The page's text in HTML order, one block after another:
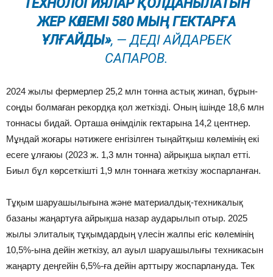
ТЕХНОЛОГИЯЛАР ҚОЛДАНЫЛАТЫН
ЖЕР КӨЛЕМІ 580 МЫҢ ГЕКТАРҒА
ҰЛҒАЙДЫ», — ДЕДІ АЙДАРБЕК
САПАРОВ.
2024 жылы фермерлер 25,2 млн тонна астық жинап, бұрын-
соңды болмаған рекордқа қол жеткізді. Оның ішінде 18,6 млн
тоннасы бидай. Орташа өнімділік гектарына 14,2 центнер.
Мұндай жоғары нәтижеге енгізілген тыңайтқыш көлемінің екі
есеге ұлғаюы (2023 ж. 1,3 млн тонна) айрықша ықпал етті.
Биыл бұл көрсеткішті 1,9 млн тоннаға жеткізу жоспарланған.
Тұқым шаруашылығына және материалдық-техникалық
базаны жаңартуға айрықша назар аударылып отыр. 2025
жылы элиталық тұқымдардың үлесін жалпы егіс көлемінің
10,5%-ына дейін жеткізу, ал ауыл шаруашылығы техникасын
жаңарту деңгейін 6,5%-ға дейін арттыру жоспарлануда. Тек